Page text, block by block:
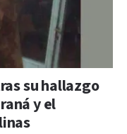
su hallazgo
y el